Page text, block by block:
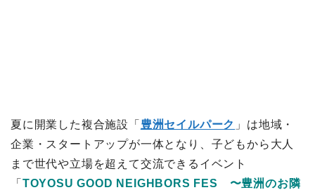
夏に開業した複合施設「 豊洲セイルパーク 」は地域・
企業・スタートアップが一体となり、子どもから大人
まで世代や立場を超えて交流できるイベント
「 TOYOSU GOOD NEIGHBORS FES 〜豊洲のお隣